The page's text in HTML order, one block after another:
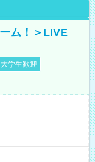
ム！＞LIVE
大学生歓迎